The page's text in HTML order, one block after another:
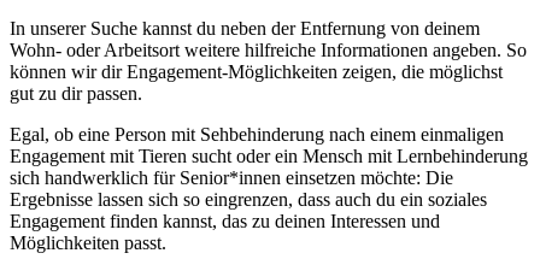
In unserer Suche kannst du neben der Entfernung von deinem
Wohn- oder Arbeitsort weitere hilfreiche Informationen angeben. So
können wir dir Engagement-Möglichkeiten zeigen, die möglichst
gut zu dir passen.
Egal, ob eine Person mit Sehbehinderung nach einem einmaligen
Engagement mit Tieren sucht oder ein Mensch mit Lernbehinderung
sich handwerklich für Senior*innen einsetzen möchte: Die
Ergebnisse lassen sich so eingrenzen, dass auch du ein soziales
Engagement finden kannst, das zu deinen Interessen und
Möglichkeiten passt.